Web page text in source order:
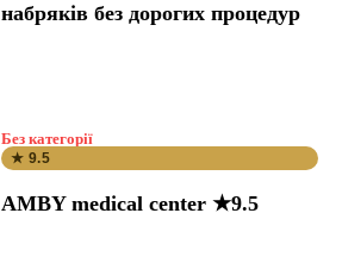
набряків без дорогих процедур
Без категорії
★ 9.5
AMBY medical center ★9.5